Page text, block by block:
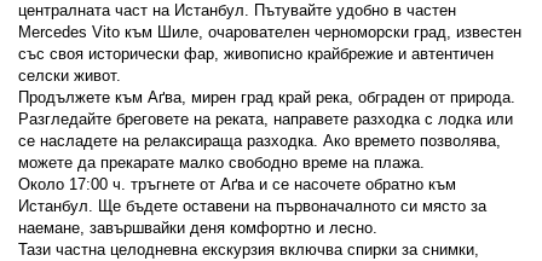
централната част на Истанбул. Пътувайте удобно в частен
Mercedes Vito към Шиле, очарователен черноморски град, известен
със своя исторически фар, живописно крайбрежие и автентичен
селски живот.
Продължете към Аґва, мирен град край река, обграден от природа.
Разгледайте бреговете на реката, направете разходка с лодка или
се насладете на релаксираща разходка. Ако времето позволява,
можете да прекарате малко свободно време на плажа.
Около 17:00 ч. тръгнете от Аґва и се насочете обратно към
Истанбул. Ще бъдете оставени на първоначалното си място за
наемане, завършвайки деня комфортно и лесно.
Тази частна целодневна екскурзия включва спирки за снимки,